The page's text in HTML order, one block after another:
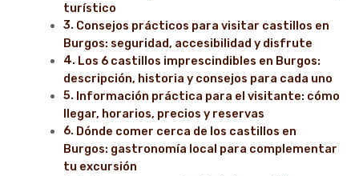
turístico
Consejos prácticos para visitar castillos en
Burgos: seguridad, accesibilidad y disfrute
Los 6 castillos imprescindibles en Burgos:
descripción, historia y consejos para cada uno
Información práctica para el visitante: cómo
llegar, horarios, precios y reservas
Dónde comer cerca de los castillos en
Burgos: gastronomía local para complementar
tu excursión